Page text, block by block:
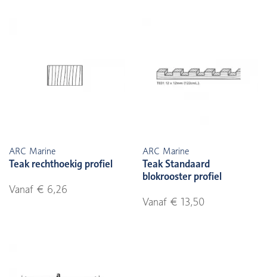
ARC Marine
Teak rechthoekig profiel
Vanaf € 6,26
ARC Marine
Teak Standaard
blokrooster profiel
Vanaf € 13,50